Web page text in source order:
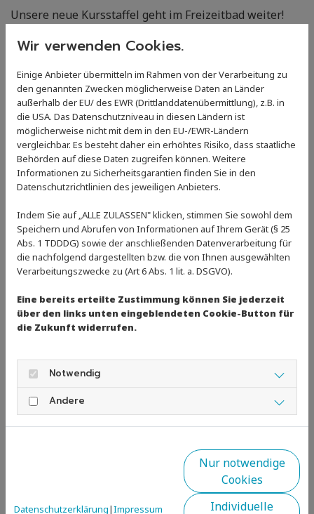
Zurück
Unsere neue Kursstaffel geht im Freizeitbad weiter!
Anmelden könnt Ihr Euch auf unserer neuen
digitales Anmeldeformular!
https://sg-ewr-rheinhessen-
mainz.de/schwimmschule/schwimmkurse
Bei Fragen könnt Ihr Euch gerne an uns wenden unter
schwimmschule@sg-ewr-rheinhessen-mainz.de
Wir verwenden Cookies.
Einige Anbieter übermitteln im Rahmen von der Verarbeitung zu
den genannten Zwecken möglicherweise Daten an Länder
außerhalb der EU/ des EWR (Drittlanddatenübermittlung), z.B. in
die USA. Das Datenschutzniveau in diesen Ländern ist
möglicherweise nicht mit dem in den EU-/EWR-Ländern
vergleichbar. Es besteht daher ein erhöhtes Risiko, dass staatliche
Behörden auf diese Daten zugreifen können. Weitere
Informationen zu Sicherheitsgarantien finden Sie in den
Datenschutzrichtlinien des jeweiligen Anbieters.
Indem Sie auf „ALLE ZULASSEN" klicken, stimmen Sie sowohl dem
Speichern und Abrufen von Informationen auf Ihrem Gerät (§ 25
Abs. 1 TDDDG) sowie der anschließenden Datenverarbeitung für
die nachfolgend dargestellten bzw. die von Ihnen ausgewählten
Verarbeitungszwecke zu (Art 6 Abs. 1 lit. a. DSGVO).
Eine bereits erteilte Zustimmung können Sie jederzeit
über den links unten eingeblendeten Cookie-Button für
die Zukunft widerrufen.
Notwendig
Andere
Datenschutzerklärung|Impressum
Nur notwendige
Cookies
Individuelle